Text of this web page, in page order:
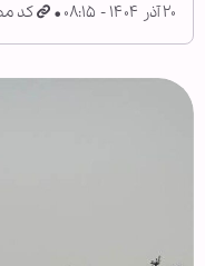
۲۰ آذر ۱۴۰۴ - ۰۸:۱۵ کد